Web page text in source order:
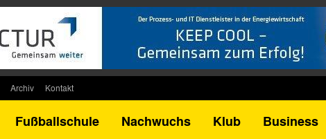
Archiv
Kontakt
Fußballschule Nachwuchs Klub Business